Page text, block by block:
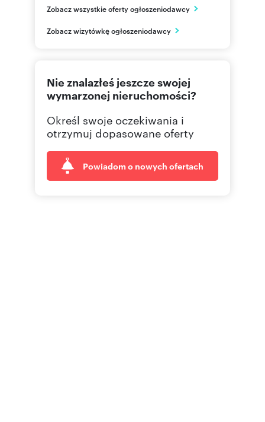
Warszawa
PL
Zobacz wszystkie oferty ogłoszeniodawcy
Zobacz wizytówkę ogłoszeniodawcy
Nie znalazłeś jeszcze swojej
wymarzonej nieruchomości?
Określ swoje oczekiwania i
otrzymuj dopasowane oferty
Powiadom o nowych ofertach